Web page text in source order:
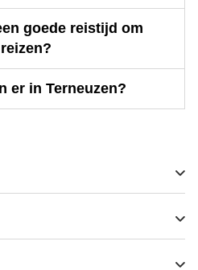
goede reistijd om
er in Terneuzen?